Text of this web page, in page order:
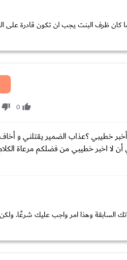
ظرف البنت يجب ان تكون قادرة على
0
أخبر خطيبي ؟عذاب الضمير يقتلني و
لا اخبر خطيبي من فضلكم مرعاة
السابقة وهذا امر واجب عليك شرعًا.